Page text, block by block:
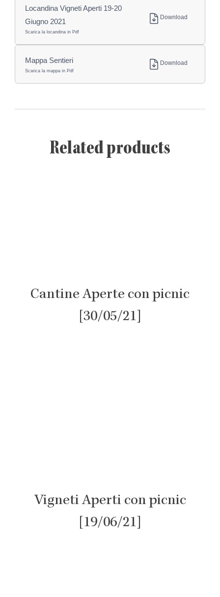
Locandina Vigneti Aperti 19-20
Giugno 2021
Scarica la locandina in Pdf
Download
Mappa Sentieri
Scarica la mappa in Pdf
Download
Related products
Cantine Aperte con picnic
[30/05/21]
Vigneti Aperti con picnic
[19/06/21]